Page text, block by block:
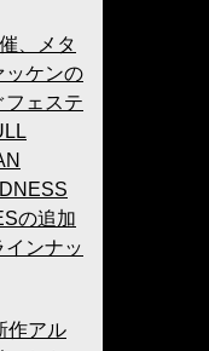
、メタ
ッケンの
フェステ
の追加
インナッ
作アル